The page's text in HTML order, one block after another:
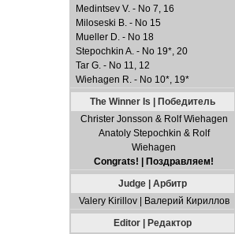
Medintsev V. - No 7, 16
Miloseski B. - No 15
Mueller D. - No 18
Stepochkin A. - No 19*, 20
Tar G. - No 11, 12
Wiehagen R. - No 10*, 19*
The Winner Is | Победитель
Christer Jonsson & Rolf Wiehagen
Anatoly Stepochkin & Rolf
Wiehagen
Congrats! | Поздравляем!
Judge | Арбитр
Valery Kirillov | Валерий Кириллов
Editor | Редактор